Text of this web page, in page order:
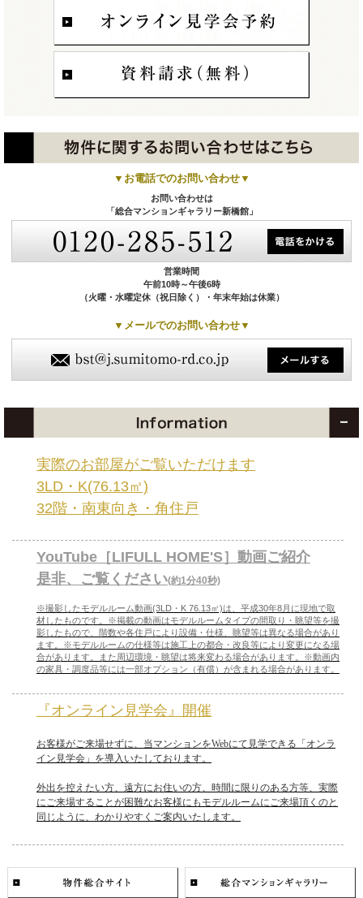
▼お電話でのお問い合わせ▼
お問い合わせは
「総合マンションギャラリー新橋館」
営業時間
午前10時～午後6時
（火曜・水曜定休（祝日除く）・年末年始は休業）
▼メールでのお問い合わせ▼
実際のお部屋がご覧いただけます
3LD・K(76.13㎡)
32階・南東向き・角住戸
YouTube［LIFULL HOME'S］動画ご紹介
是非、ご覧ください(約1分40秒)
※撮影したモデルルーム動画(3LD・K 76.13㎡)は、平成30年8月に現地で取
材したものです。 ※掲載の動画はモデルルームタイプの間取り・眺望等を撮
影したもので、階数や各住戸により設備・仕様、眺望等は異なる場合があり
ます。 ※モデルルームの仕様等は施工上の都合・改良等により変更になる場
合があります。また周辺環境・眺望は将来変わる場合があります。 ※動画内
の家具・調度品等には一部オプション（有償）が含まれる場合があります。
『オンライン見学会』開催
お客様がご来場せずに、当マンションをWebにて見学できる「オンラ
イン見学会」を導入いたしております。
外出を控えたい方、遠方にお住いの方、時間に限りのある方等、実際
にご来場することが困難なお客様にもモデルルームにご来場頂くのと
同じように、わかりやすくご案内いたします。